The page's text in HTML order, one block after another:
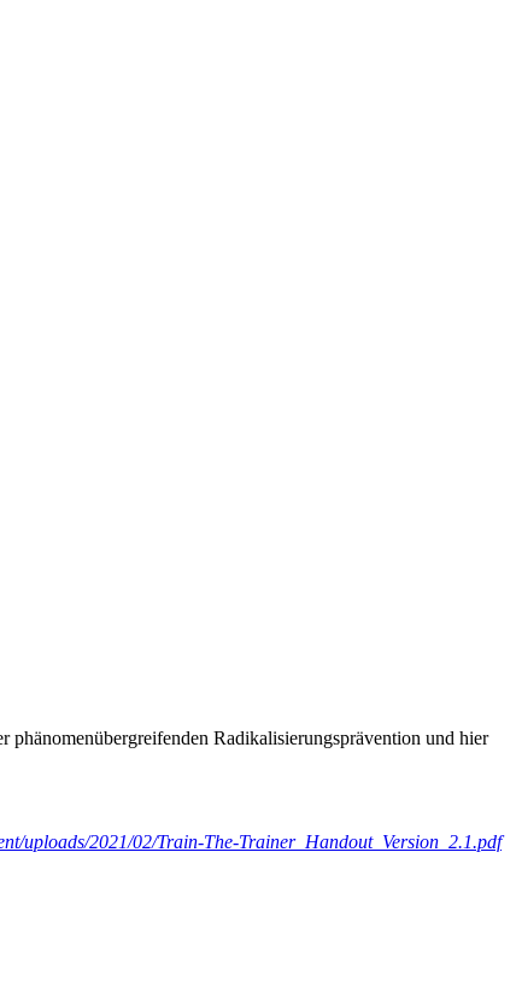
Radikalisierungsprävention und hier
uploads/2021/02/Train-The-Trainer_Handout_Version_2.1.pdf